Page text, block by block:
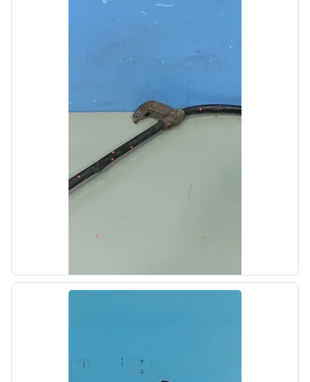
АКПП Hyundai i40 1 2011-2015
OEM: 450003BEH0
Производитель:
Автолайн